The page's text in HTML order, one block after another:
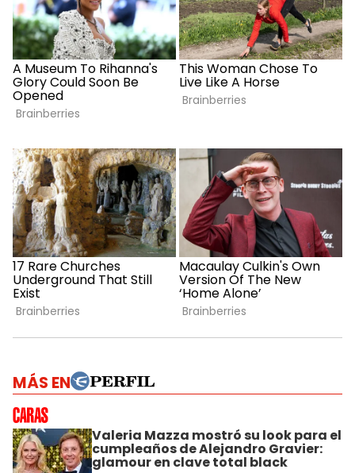
MÁS EN
Valeria Mazza mostró su look para el
cumpleaños de Alejandro Gravier:
glamour en clave total black